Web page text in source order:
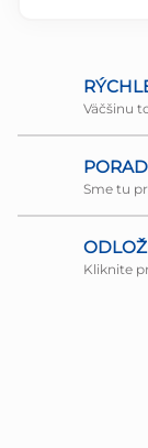
Väčšinu
Sme tu
Kliknite